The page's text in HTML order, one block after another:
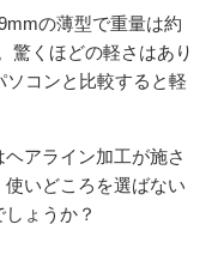
の薄型で重量は約
驚くほどの軽さはあり
コンと比較すると軽
アライン加工が施さ
いどころを選ばない
ょうか？